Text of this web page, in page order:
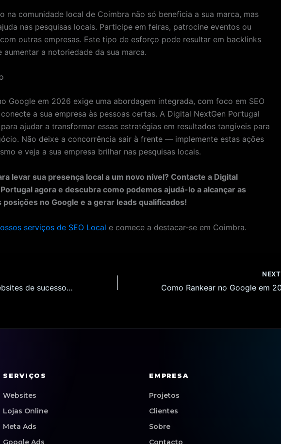
na comunidade local de Coimbra não só beneficia a sua marca, mas
nas pesquisas locais. Participe em feiras, patrocine eventos ou
outras empresas. Este tipo de esforço pode resultar em backlinks
aumentar a notoriedade da sua marca.
Google em 2026 exige uma abordagem integrada, com foco em SEO
a sua empresa às pessoas certas. A Digital NextGen Portugal
ajudar a transformar essas estratégias em resultados tangíveis para
Não deixe a concorrência sair à frente — implemente estas ações
e veja a sua empresa brilhar nas pesquisas locais.
levar sua presença local a um novo nível? Contacte a Digital
agora e descubra como podemos ajudá-lo a alcançar as
posições no Google e a gerar leads qualificados!
serviços de SEO Local e comece a destacar-se em Coimbra.
Como criar websites de sucesso em Coimbra: Dicas e Estratégias para 2026
NEXT
SERVIÇOS
Websites
Lojas Online
Meta Ads
Google Ads
EMPRESA
Projetos
Clientes
Sobre
Contacto